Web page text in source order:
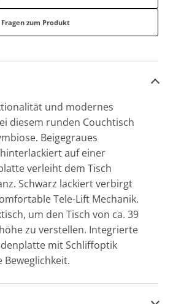
Fragen zum Produkt
und modernes
diesem runden Couchtisch
Beigegraues
auf einer
verleiht dem Tisch
Schwarz lackiert verbirgt
Tele-Lift Mechanik.
um den Tisch von ca. 39
zu verstellen. Integrierte
mit Schliffoptik